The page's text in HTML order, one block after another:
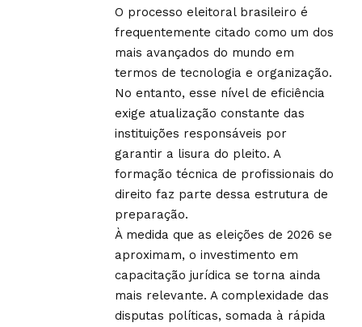
O processo eleitoral brasileiro é
frequentemente citado como um dos
mais avançados do mundo em
termos de tecnologia e organização.
No entanto, esse nível de eficiência
exige atualização constante das
instituições responsáveis por
garantir a lisura do pleito. A
formação técnica de profissionais do
direito faz parte dessa estrutura de
preparação.
À medida que as eleições de 2026 se
aproximam, o investimento em
capacitação jurídica se torna ainda
mais relevante. A complexidade das
disputas políticas, somada à rápida